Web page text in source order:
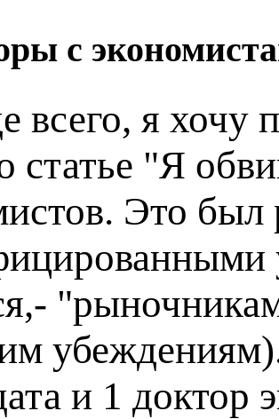
с
всего, я хочу
статье "Я
Это был
и 1 доктор